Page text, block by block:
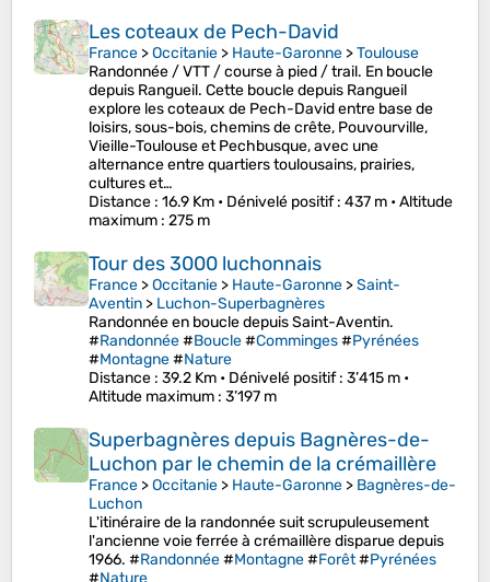
Les coteaux de Pech-David
France >Occitanie > Haute-Garonne >Toulouse
Randonnée / VTT / course à pied / trail. En boucle
depuis Rangueil. Cette boucle depuis Rangueil
explore les coteaux de Pech-David entre base de
loisirs, sous-bois, chemins de crête, Pouvourville,
Vieille-Toulouse et Pechbusque, avec une
alternance entre quartiers toulousains, prairies,
cultures et…
Distance : 16.9 Km • Dénivelé positif: 437 m •Altitude
maximum : 275 m
Tour des 3000 luchonnais
France >Occitanie > Haute-Garonne >Saint-
Aventin > Luchon-Superbagnères
Randonnée en boucle depuis Saint-Aventin.
#Randonnée#Boucle#Comminges#Pyrénées
#Montagne#Nature
Distance : 39.2 Km • Dénivelé positif: 3’415 m •
Altitude maximum : 3’197 m
Superbagnères depuis Bagnères-de-
Luchon par le chemin de la crémaillère
France >Occitanie > Haute-Garonne > Bagnères-de-
Luchon
L'itinéraire de la randonnée suit scrupuleusement
l'ancienne voie ferrée à crémaillère disparue depuis
1966. #Randonnée#Montagne#Forêt#Pyrénées
#Nature